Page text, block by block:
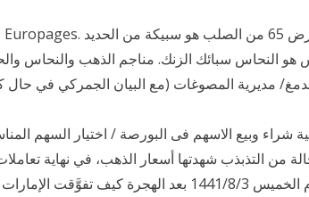
هو النحاس سبائك الزنك. مناجم الذهب والنحاس
مديرية المصوغات (مع البيان الجمركي في
شراء وبيع الاسهم فى البورصة / اختيار السهم
من التذبذب شهدتها أسعار الذهب، في نهاية
اليوم الخميس 3‏‏/8‏‏/1441 بعد الهجرة كيف